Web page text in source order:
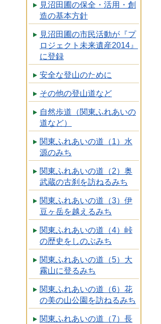
見沼田圃の保全・活用・創
造の基本方針
見沼田圃の市民活動が『プ
ロジェクト未来遺産2014』
に登録
安全な登山のために
その他の登山道など
自然歩道（関東ふれあいの
道など）
関東ふれあいの道（1）水
源のみち
関東ふれあいの道（2）奥
武蔵の古刹を訪ねるみち
関東ふれあいの道（3）伊
豆ヶ岳を越えるみち
関東ふれあいの道（4）峠
の歴史をしのぶみち
関東ふれあいの道（5）大
霧山に登るみち
関東ふれあいの道（6）花
の美の山公園を訪ねるみち
関東ふれあいの道（7）長